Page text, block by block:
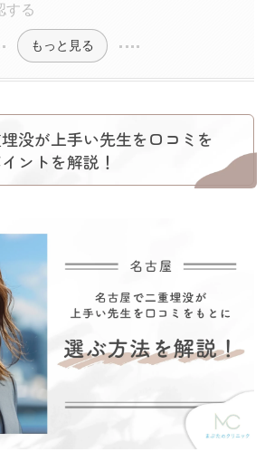
する
もっと見る
没が上手い先生を口コミを
ントを解説！